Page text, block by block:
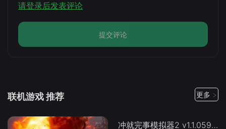
请登录后发表评论
提交评论
联机游戏 推荐 更多 >